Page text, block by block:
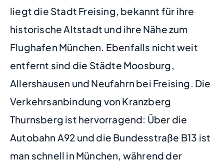
liegt die Stadt Freising, bekannt für ihre
historische Altstadt und ihre Nähe zum
Flughafen München. Ebenfalls nicht weit
entfernt sind die Städte Moosburg,
Allershausen und Neufahrn bei Freising. Die
Verkehrsanbindung von Kranzberg
Thurnsberg ist hervorragend: Über die
Autobahn A92 und die Bundesstraße B13 ist
man schnell in München, während der